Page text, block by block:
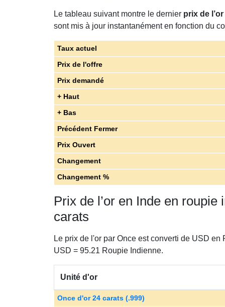
Le tableau suivant montre le dernier prix de
sont mis à jour instantanément en fonction du
Taux actuel
Prix de l'offre
Prix demandé
+ Haut
+ Bas
Précédent Fermer
Prix ​​Ouvert
Changement
Changement %
Prix de l’or en Inde en
carats
Le prix de l'or par Once est converti de USD
USD = 95.21 Roupie Indienne.
Unité d'or
Once d'or 24 carats (.999)